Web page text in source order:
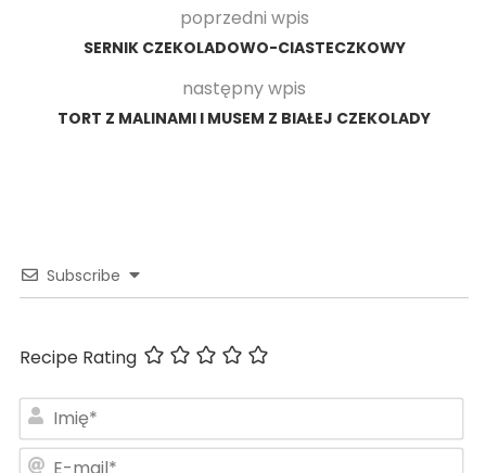
poprzedni wpis
SERNIK CZEKOLADOWO-CIASTECZKOWY
następny wpis
TORT Z MALINAMI I MUSEM Z BIAŁEJ CZEKOLADY
Subscribe
Recipe Rating